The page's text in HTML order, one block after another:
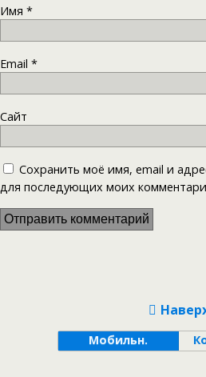
Имя *
Email *
Сайт
Сохранить моё имя, email и
для последующих моих
Мобильн.